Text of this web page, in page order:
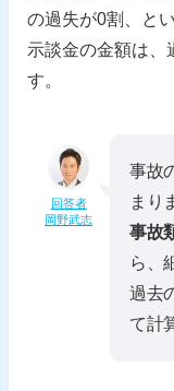
の過失が0割、と
示談金の金額は、
す。
回答者
岡野武志
事故
まり
事故
ら、
過去
て計